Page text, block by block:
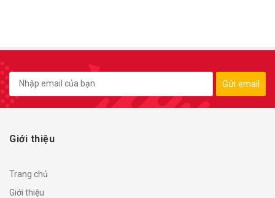
Gửi email
Giới thiệu
Trang chủ
Giới thiệu